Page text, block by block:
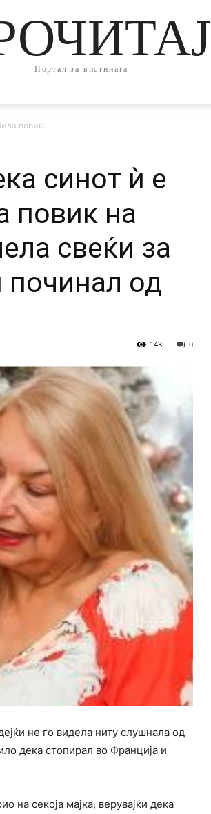
Портал за вистината
повик...
синот ѝ е
повик на
свеќи за
починал од
0
143
не го видела ниту слушнала од
дека стопирал во Франција и
на секоја мајка, верувајќи дека